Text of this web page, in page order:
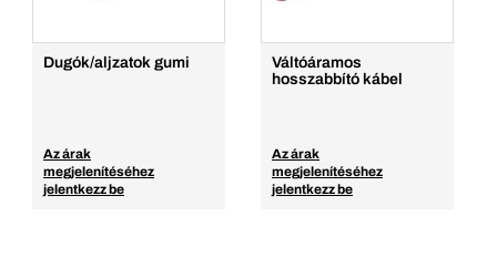
Dugók/aljzatok gumi
Az árak
megjelenítéséhez
jelentkezz be
Váltóáramos
hosszabbító kábel
Az árak
megjelenítéséhez
jelentkezz be